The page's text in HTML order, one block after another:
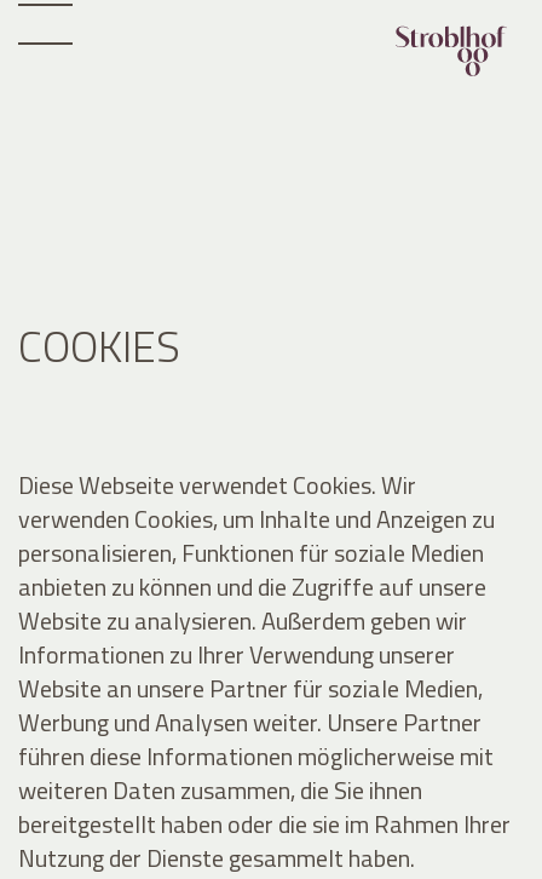
COOKIES
Diese Webseite verwendet Cookies. Wir
verwenden Cookies, um Inhalte und Anzeigen zu
personalisieren, Funktionen für soziale Medien
anbieten zu können und die Zugriffe auf unsere
Website zu analysieren. Außerdem geben wir
Informationen zu Ihrer Verwendung unserer
Website an unsere Partner für soziale Medien,
Werbung und Analysen weiter. Unsere Partner
führen diese Informationen möglicherweise mit
weiteren Daten zusammen, die Sie ihnen
bereitgestellt haben oder die sie im Rahmen Ihrer
Nutzung der Dienste gesammelt haben.